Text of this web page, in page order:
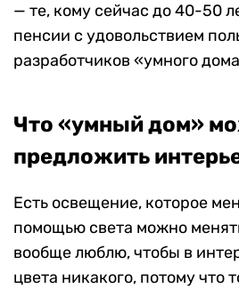
— те, кому сейчас до 40-50
пенсии с удовольствием
разработчиков «умного
Что «умный дом»
предложить
Есть освещение, которое
помощью света можно
вообще люблю, чтобы в
цвета никакого, потому что